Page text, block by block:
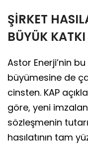
ŞİRKET
BÜYÜK KATKI
Astor Enerji’nin
büyümesine de
cinsten. KAP
göre, yeni
sözleşmenin
hasılatının tam